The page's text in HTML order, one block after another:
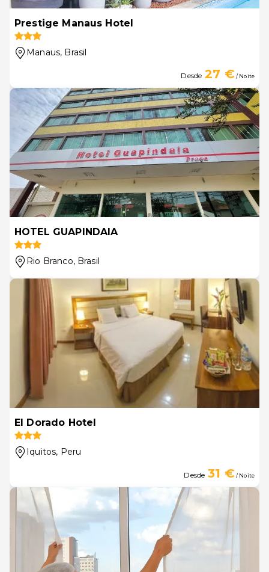
Prestige Manaus Hotel
Manaus, Brasil
Desde 27 €/ Noite
HOTEL GUAPINDAIA
Rio Branco, Brasil
El Dorado Hotel
Iquitos, Peru
Desde 31 €/ Noite